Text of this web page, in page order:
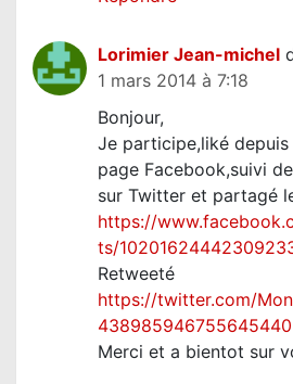
Lorimier Jean-michel
1 mars 2014 à 7:18
Bonjour,
Je participe,liké
page Facebook,suivi
sur Twitter et partagé
https://
ts/
Retweeté
https://twitter.com/
438985946755645440
Merci et a bientot sur